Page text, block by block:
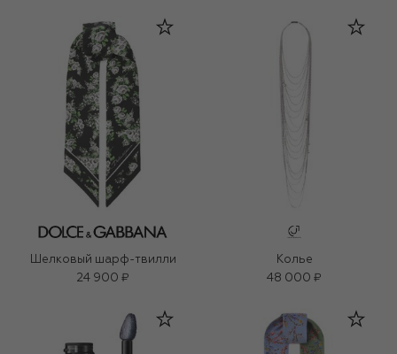
Шелковый шарф-твилли
24 900 ₽
Колье
48 000 ₽